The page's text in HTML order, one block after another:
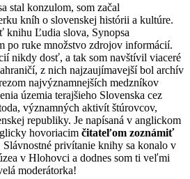
stal konzulom, som začal
kníh o slovenskej histórii a kultúre.
knihu Ľudia slova, Synopsa
po ruke množstvo zdrojov informácií.
nikdy dosť, a tak som navštívil viaceré
z nich najzaujímavejší bol archív
najvýznamnejších medzníkov
územia terajšieho Slovenska cez
významných aktivít štúrovcov,
republiky. Je napísaná v anglickom
hovoriacim čitateľom zoznámiť
Slávnostné privítanie knihy sa konalo v
v Hlohovci a dodnes som ti veľmi
moderátorka!